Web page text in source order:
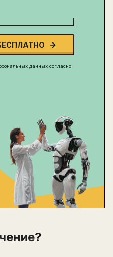
данных согласно